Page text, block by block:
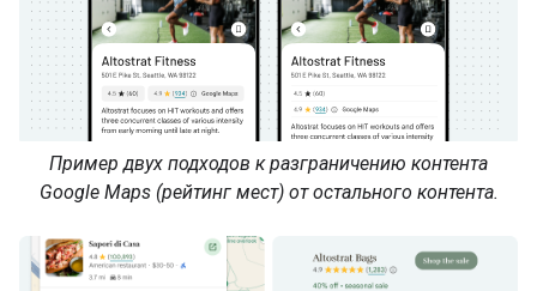
Пример двух подходов к разграничению контента
Google Maps (рейтинг мест) от остального контента.